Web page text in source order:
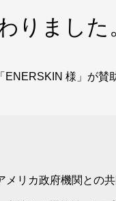
りました
様」が賛
リカ政府機関との